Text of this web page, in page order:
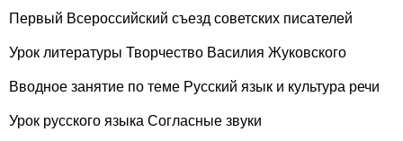
Первый Всероссийский съезд советских писателей
Урок литературы Творчество Василия Жуковского
Вводное занятие по теме Русский язык и культура речи
Урок русского языка Согласные звуки